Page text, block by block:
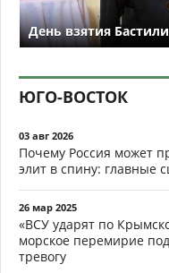
День взятия
ЮГО-ВОСТОК
03 авг 2026
Почему Россия может
элит в спину: главные
26 мар 2025
«ВСУ ударят по
морское перемирие
тревогу